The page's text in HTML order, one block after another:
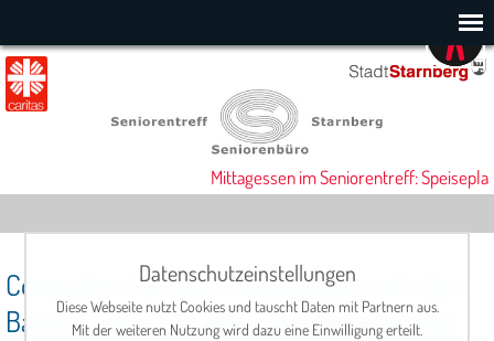
Mittagessen im Seniorentreff: Speiseplan
Computer-Vortrag in Kooperation mit dem
BayernLab in Starnberg (mit Anmeldung)
Datenschutzeinstellungen
Diese Webseite nutzt Cookies und tauscht Daten mit Partnern aus.
Mit der weiteren Nutzung wird dazu eine Einwilligung erteilt.